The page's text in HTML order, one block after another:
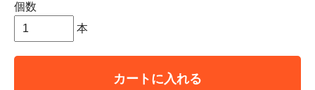
個数
本
カートに入れる